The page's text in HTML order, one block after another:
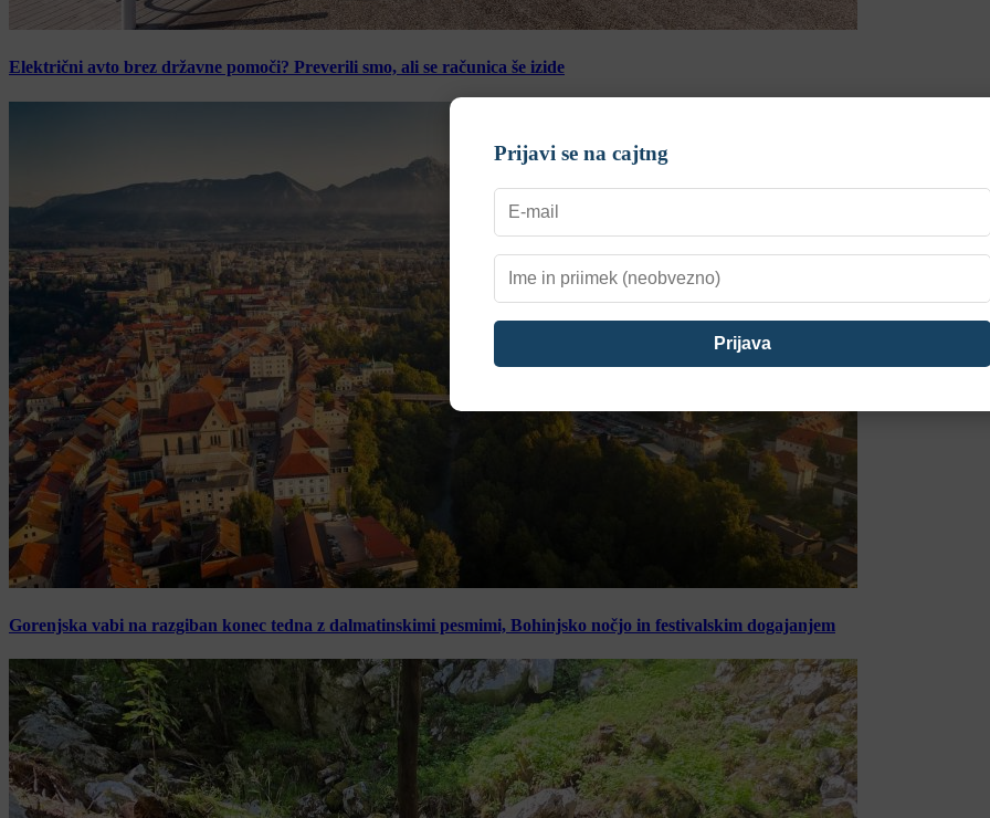
Električni avto brez državne pomoči? Preverili smo, ali se računica še izide
Gorenjska vabi na razgiban konec tedna z dalmatinskimi pesmimi, Bohinjsko nočjo in festivalskim dogajanjem
Prijavi se na cajtng